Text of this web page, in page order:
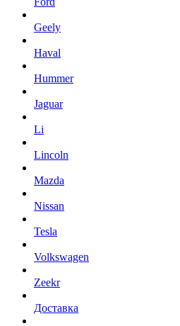
Geely
Haval
Hummer
Jaguar
Li
Lincoln
Mazda
Nissan
Tesla
Volkswagen
Zeekr
Доставка